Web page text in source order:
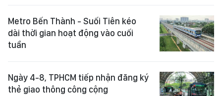
Metro Bến Thành - Suối Tiên kéo
dài thời gian hoạt động vào cuối
tuần
Ngày 4-8, TPHCM tiếp nhận đăng ký
thẻ giao thông công cộng